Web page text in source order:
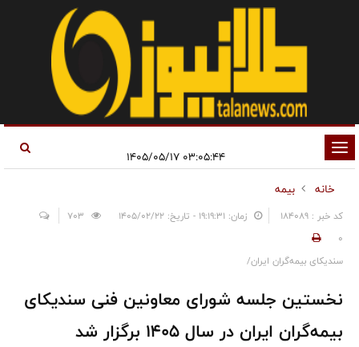
تغییر
وضعیت
ناوبری
خانه
بیمه
کد خبر : 184089 زمان: ۱۹:۱۹:۳۱ - تاریخ: ۱۴۰۵/۰۲/۲۲
0
سندیکای بیمه‌گران ایران/
نخستین جلسه شورای معاونین فنی سندیکای
بیمه‌گران ایران در سال ۱۴۰۵ برگزار شد